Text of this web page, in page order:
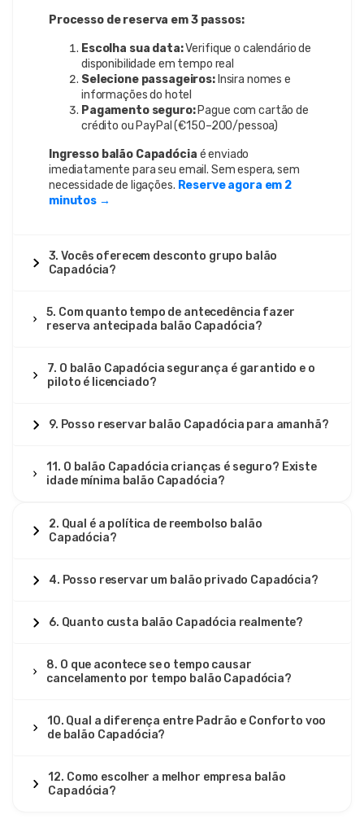
Processo de reserva em 3 passos:
Escolha sua data:Verifique o calendário de
disponibilidade em tempo real
Selecione passageiros:Insira nomes e
informações do hotel
Pagamento seguro:Pague com cartão de
crédito ou PayPal (€150–200/pessoa)
Ingresso balão Capadócia é enviado
imediatamente para seu email. Sem espera, sem
necessidade de ligações. Reserve agora em 2
minutos →
3. Vocês oferecem desconto grupo balão
Capadócia?
5. Com quanto tempo de antecedência fazer
reserva antecipada balão Capadócia?
7. O balão Capadócia segurança é garantido e o
piloto é licenciado?
9. Posso reservar balão Capadócia para amanhã?
11. O balão Capadócia crianças é seguro? Existe
idade mínima balão Capadócia?
2. Qual é a política de reembolso balão
Capadócia?
4. Posso reservar um balão privado Capadócia?
6. Quanto custa balão Capadócia realmente?
8. O que acontece se o tempo causar
cancelamento por tempo balão Capadócia?
10. Qual a diferença entre Padrão e Conforto voo
de balão Capadócia?
12. Como escolher a melhor empresa balão
Capadócia?